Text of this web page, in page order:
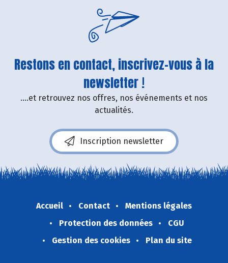
Restons en contact, inscrivez-vous à la
newsletter !
....et retrouvez nos offres, nos événements et nos
actualités.
Inscription newsletter
Accueil Contact
Mentions légales
Protection des données
CGU
Gestion des cookies
Plan du site